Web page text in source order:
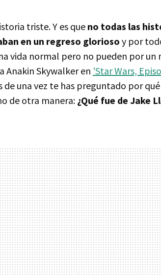
triste. Y es que no todas las
en un regreso glorioso y por
vida normal pero no pueden por un
Anakin Skywalker en 'Star Wars,
de una vez te has preguntado por
de otra manera: ¿Qué fue de Jake